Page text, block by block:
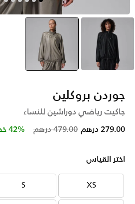
أسود selected
رمادي
جوردن بروكلين
جاكيت رياضي دوراشين للنساء
Price reduced from
479.00 درهم to 279.00 درهم 42% خصم
اختر القياس
XS
XS
S
S